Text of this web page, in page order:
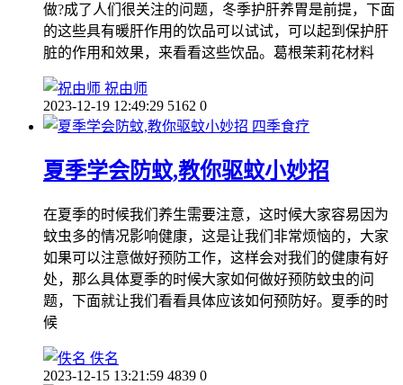
做?成了人们很关注的问题，冬季护肝养胃是前提，下面
的这些具有暖肝作用的饮品可以试试，可以起到保护肝
脏的作用和效果，来看看这些饮品。葛根茉莉花材料
祝由师
2023-12-19 12:49:29 5162 0
四季食疗
夏季学会防蚊,教你驱蚊小妙招
在夏季的时候我们养生需要注意，这时候大家容易因为
蚊虫多的情况影响健康，这是让我们非常烦恼的，大家
如果可以注意做好预防工作，这样会对我们的健康有好
处，那么具体夏季的时候大家如何做好预防蚊虫的问
题，下面就让我们看看具体应该如何预防好。夏季的时
候
佚名
2023-12-15 13:21:59 4839 0